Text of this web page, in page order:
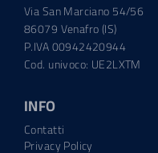
Via San Marciano 54/56
86079 Venafro (IS)
P.IVA 00942420944
Cod. univoco: UE2LXTM
INFO
Contatti
Privacy Policy